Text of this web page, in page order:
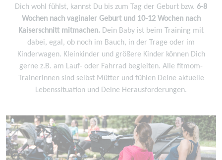
Dich wohl fühlst, kannst Du bis zum Tag der Geburt bzw. 6-8
Wochen nach vaginaler Geburt und 10-12 Wochen nach
Kaiserschnitt mitmachen. Dein Baby ist beim Training mit
dabei, egal, ob noch im Bauch, in der Trage oder im
Kinderwagen. Kleinkinder und größere Kinder können Dich
gerne z.B. am Lauf- oder Fahrrad begleiten. Alle fitmom-
Trainerinnen sind selbst Mütter und fühlen Deine aktuelle
Lebenssituation und Deine Herausforderungen.